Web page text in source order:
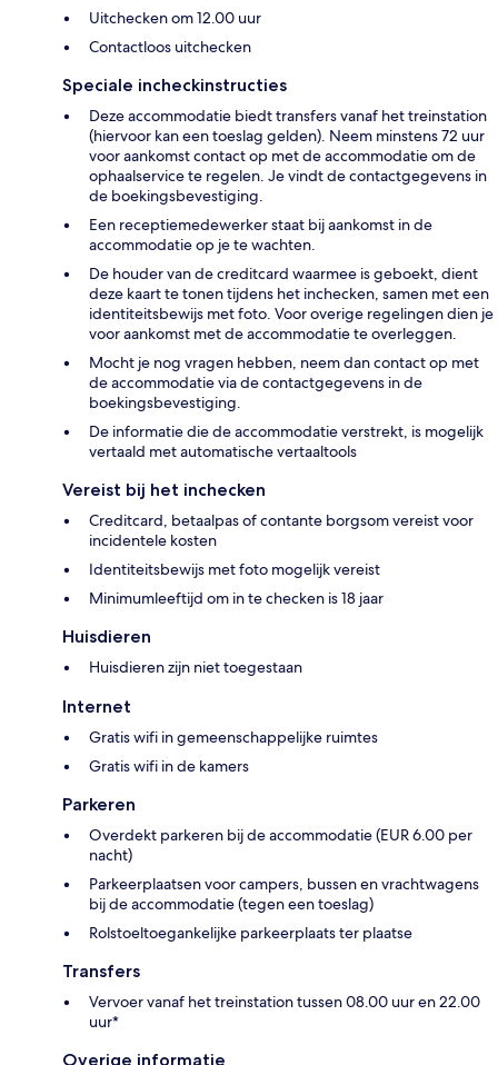
Uitchecken om 12.00 uur
Contactloos uitchecken
Speciale incheckinstructies
Deze accommodatie biedt transfers vanaf het treinstation
(hiervoor kan een toeslag gelden). Neem minstens 72 uur
voor aankomst contact op met de accommodatie om de
ophaalservice te regelen. Je vindt de contactgegevens in
de boekingsbevestiging.
Een receptiemedewerker staat bij aankomst in de
accommodatie op je te wachten.
De houder van de creditcard waarmee is geboekt, dient
deze kaart te tonen tijdens het inchecken, samen met een
identiteitsbewijs met foto. Voor overige regelingen dien je
voor aankomst met de accommodatie te overleggen.
Mocht je nog vragen hebben, neem dan contact op met
de accommodatie via de contactgegevens in de
boekingsbevestiging.
De informatie die de accommodatie verstrekt, is mogelijk
vertaald met automatische vertaaltools
Vereist bij het inchecken
Creditcard, betaalpas of contante borgsom vereist voor
incidentele kosten
Identiteitsbewijs met foto mogelijk vereist
Minimumleeftijd om in te checken is 18 jaar
Huisdieren
Huisdieren zijn niet toegestaan
Internet
Gratis wifi in gemeenschappelijke ruimtes
Gratis wifi in de kamers
Parkeren
Overdekt parkeren bij de accommodatie (EUR 6.00 per
nacht)
Parkeerplaatsen voor campers, bussen en vrachtwagens
bij de accommodatie (tegen een toeslag)
Rolstoeltoegankelijke parkeerplaats ter plaatse
Transfers
Vervoer vanaf het treinstation tussen 08.00 uur en 22.00
uur*
Overige informatie